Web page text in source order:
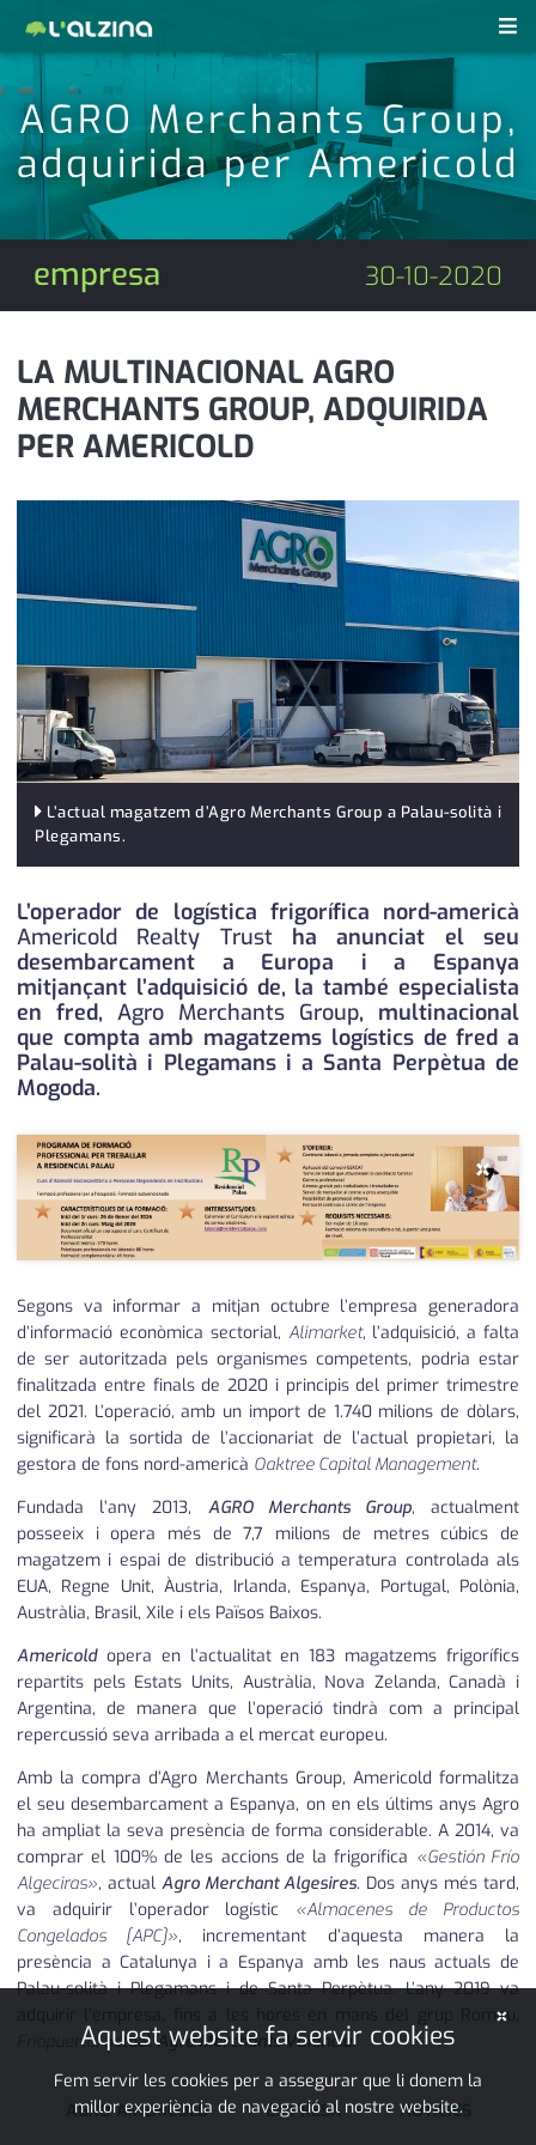
últimes notícies
agenda
empresa
entrevista
esports
medi ambient
política
promo serveis
reportatge
salut
serveis
societat
successos
urbanisme
editorial
revistes pdf
anunciants
contacte
farmàcies
telèfons
calendari
AGRO Merchants Group,
adquirida per Americold
empresa 30-10-2020
LA MULTINACIONAL AGRO
MERCHANTS GROUP, ADQUIRIDA
PER AMERICOLD
L’actual magatzem d’Agro Merchants Group a Palau-solità i
Plegamans.
L’operador de logística frigorífica nord-americà
Americold Realty Trustha anunciat el seu
desembarcament a Europa i a Espanya
mitjançant l’adquisició de, la també especialista
en fred, Agro Merchants Group, multinacional
que compta amb magatzems logístics de fred a
Palau-solità i Plegamans i a Santa Perpètua de
Mogoda.
×
Segons va informar a mitjan octubre l’empresa generadora
d’informació econòmica sectorial, Alimarket, l’adquisició, a falta
de ser autoritzada pels organismes competents, podria estar
finalitzada entre finals de 2020 i principis del primer trimestre
del 2021. L’operació, amb un import de 1.740 milions de dòlars,
significarà la sortida de l’accionariat de l’actual propietari, la
gestora de fons nord-americà Oaktree Capital Management.
Fundada l’any 2013, AGRO Merchants Group, actualment
posseeix i opera més de 7,7 milions de metres cúbics de
magatzem i espai de distribució a temperatura controlada als
EUA, Regne Unit, Àustria, Irlanda, Espanya, Portugal, Polònia,
Austràlia, Brasil, Xile i els Països Baixos.
Americoldopera en l’actualitat en 183 magatzems frigorífics
repartits pels Estats Units, Austràlia, Nova Zelanda, Canadà i
Argentina, de manera que l’operació tindrà com a principal
repercussió seva arribada a el mercat europeu.
Amb la compra d’Agro Merchants Group, Americold formalitza
el seu desembarcament a Espanya, on en els últims anys Agro
ha ampliat la seva presència de forma considerable. A 2014, va
comprar el 100% de les accions de la frigorífica «Gestión Frío
Algeciras», actual Agro Merchant Algesires. Dos anys més tard,
va adquirir l’operador logístic «Almacenes de Productos
Congelados [APC]», incrementant d’aquesta manera la
presència a Catalunya i a Espanya amb les naus actuals de
Palau-solità i Plegamans i de Santa Perpètua. L’any 2019 va
adquirir l’empresa, fins a les hores en mans del grup Romeu,
Friopuerto, actualAgro Merchants València.
AGRO AMERICOLD EMPRESA NOTÍCIES
×
Aquest website fa servir cookies
Fem servir les cookies per a assegurar que li donem la
millor experiència de navegació al nostre website.